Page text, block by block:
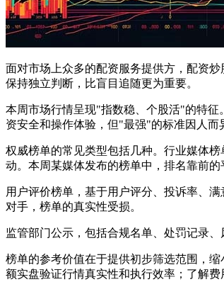
面对市场上众多的配资服务提供方，配资
保持独立判断，比盲目追随更为重要。
本周市场行情呈现"指数稳、个股活"的特征
资安全和操作体验，但"最强"的标准因人而
权威榜单的常见类型包括几种。行业媒体
动。本周某媒体发布的榜单中，排名靠前
用户评价榜单，基于用户评分、投诉率、
对手，榜单的真实性受损。
监管部门公示，包括合规名单、处罚记录
榜单的参考价值在于提供初步筛选范围，
额实盘验证行情真实性和执行效率；了解